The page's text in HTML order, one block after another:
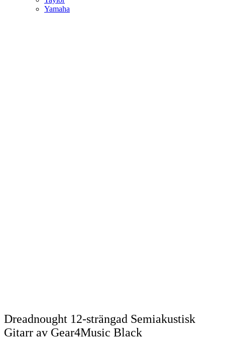
Yamaha
Dreadnought 12-strängad Semiakustisk
Gitarr av Gear4Music Black